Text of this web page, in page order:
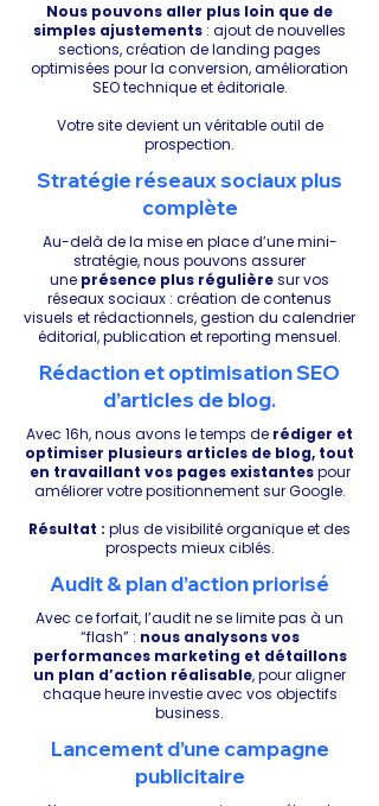
Nous pouvons aller plus loin que de
simples ajustements : ajout de nouvelles
sections, création de landing pages
optimisées pour la conversion, amélioration
SEO technique et éditoriale.
Votre site devient un véritable outil de
prospection.
Stratégie réseaux sociaux plus
complète
Au-delà de la mise en place d’une mini-
stratégie, nous pouvons assurer
une présence plus régulièresur vos
réseaux sociaux : création de contenus
visuels et rédactionnels, gestion du calendrier
éditorial, publication et reporting mensuel.
Rédaction et optimisation SEO
d’articles de blog.
Avec 16h, nous avons le temps de rédiger et
optimiser plusieurs articles de blog, tout
en travaillant vos pages existantespour
améliorer votre positionnement sur Google.
Résultat : plus de visibilité organique et des
prospects mieux ciblés.
Audit & plan d’action priorisé
Avec ce forfait, l’audit ne se limite pas à un
“flash” : nous analysons vos
performances marketing et détaillons
un plan d’action réalisable, pour aligner
chaque heure investie avec vos objectifs
business.
Lancement d’une campagne
publicitaire